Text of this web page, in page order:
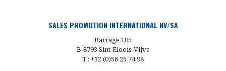
SALES PROMOTION INTERNATIONAL NV/SA
Barrage 105
B-8793 Sint-Eloois-Vijve
T.: +32 (0)56 25 74 98